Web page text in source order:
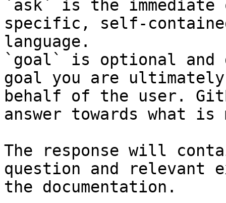
`ask` is the
specific, self-
language.
`goal` is optional and
goal you are
behalf of the user.
answer towards what
The response will
question and relevant
the documentation.